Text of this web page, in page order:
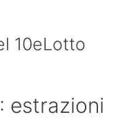
10eLotto
: estrazioni